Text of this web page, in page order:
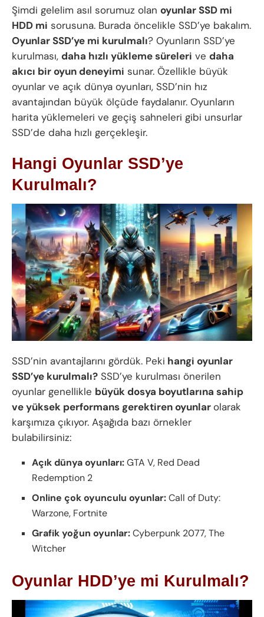
Şimdi gelelim asıl sorumuz olan oyunlar SSD mi
HDD mi sorusuna. Burada öncelikle SSD’ye bakalım.
Oyunlar SSD’ye mi kurulmalı? Oyunların SSD’ye
kurulması, daha hızlı yükleme süreleri ve daha
akıcı bir oyun deneyimi sunar. Özellikle büyük
oyunlar ve açık dünya oyunları, SSD’nin hız
avantajından büyük ölçüde faydalanır. Oyunların
harita yüklemeleri ve geçiş sahneleri gibi unsurlar
SSD’de daha hızlı gerçekleşir.
Hangi Oyunlar SSD’ye
Kurulmalı?
SSD’nin avantajlarını gördük. Peki hangi oyunlar
SSD’ye kurulmalı? SSD’ye kurulması önerilen
oyunlar genellikle büyük dosya boyutlarına sahip
ve yüksek performans gerektiren oyunlarolarak
karşımıza çıkıyor. Aşağıda bazı örnekler
bulabilirsiniz:
Açık dünya oyunları:GTA V, Red Dead
Redemption 2
Online çok oyunculu oyunlar:Call of Duty:
Warzone, Fortnite
Grafik yoğun oyunlar:Cyberpunk 2077, The
Witcher
Oyunlar HDD’ye mi Kurulmalı?